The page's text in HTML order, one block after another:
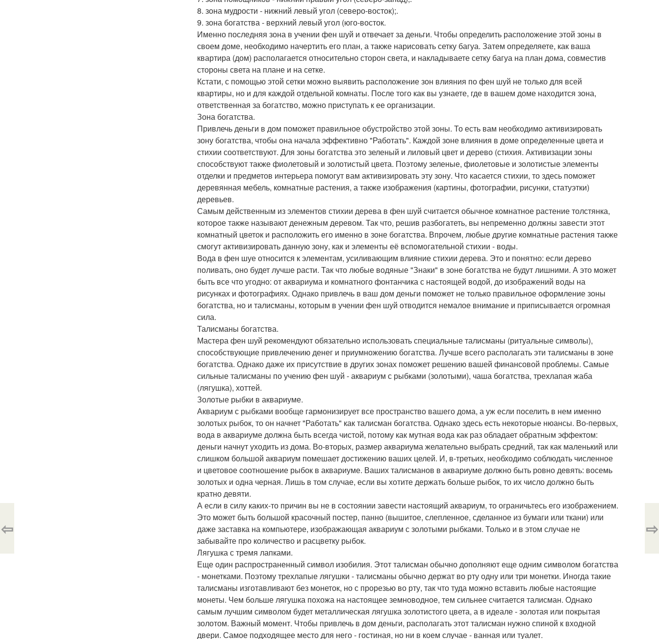
8. зона мудрости - нижний левый угол (северо-восток);.
9. зона богатства - верхний левый угол (юго-восток.
Именно последняя зона в учении фен шуй и отвечает за деньги. Чтобы определить расположение этой зоны в
своем доме, необходимо начертить его план, а также нарисовать сетку багуа. Затем определяете, как ваша
квартира (дом) располагается относительно сторон света, и накладываете сетку багуа на план дома, совместив
стороны света на плане и на сетке.
Кстати, с помощью этой сетки можно выявить расположение зон влияния по фен шуй не только для всей
квартиры, но и для каждой отдельной комнаты. После того как вы узнаете, где в вашем доме находится зона,
ответственная за богатство, можно приступать к ее организации.
Зона богатства.
Привлечь деньги в дом поможет правильное обустройство этой зоны. То есть вам необходимо активизировать
зону богатства, чтобы она начала эффективно "Работать". Каждой зоне влияния в доме определенные цвета и
стихии соответствуют. Для зоны богатства это зеленый и лиловый цвет и дерево (стихия. Активизации зоны
способствуют также фиолетовый и золотистый цвета. Поэтому зеленые, фиолетовые и золотистые элементы
отделки и предметов интерьера помогут вам активизировать эту зону. Что касается стихии, то здесь поможет
деревянная мебель, комнатные растения, а также изображения (картины, фотографии, рисунки, статуэтки)
деревьев.
Самым действенным из элементов стихии дерева в фен шуй считается обычное комнатное растение толстянка,
которое также называют денежным деревом. Так что, решив разбогатеть, вы непременно должны завести этот
комнатный цветок и расположить его именно в зоне богатства. Впрочем, любые другие комнатные растения также
смогут активизировать данную зону, как и элементы её вспомогательной стихии - воды.
Вода в фен шуе относится к элементам, усиливающим влияние стихии дерева. Это и понятно: если дерево
поливать, оно будет лучше расти. Так что любые водяные "Знаки" в зоне богатства не будут лишними. А это может
быть все что угодно: от аквариума и комнатного фонтанчика с настоящей водой, до изображений воды на
рисунках и фотографиях. Однако привлечь в ваш дом деньги поможет не только правильное оформление зоны
богатства, но и талисманы, которым в учении фен шуй отводится немалое внимание и приписывается огромная
сила.
Талисманы богатства.
Мастера фен шуй рекомендуют обязательно использовать специальные талисманы (ритуальные символы),
способствующие привлечению денег и приумножению богатства. Лучше всего располагать эти талисманы в зоне
богатства. Однако даже их присутствие в других зонах поможет решению вашей финансовой проблемы. Самые
сильные талисманы по учению фен шуй - аквариум с рыбками (золотыми), чаша богатства, трехлапая жаба
(лягушка), хоттей.
Золотые рыбки в аквариуме.
Аквариум с рыбками вообще гармонизирует все пространство вашего дома, а уж если поселить в нем именно
золотых рыбок, то он начнет "Работать" как талисман богатства. Однако здесь есть некоторые нюансы. Во-первых,
вода в аквариуме должна быть всегда чистой, потому как мутная вода как раз обладает обратным эффектом:
деньги начнут уходить из дома. Во-вторых, размер аквариума желательно выбрать средний, так как маленький или
слишком большой аквариум помешает достижению ваших целей. И, в-третьих, необходимо соблюдать численное
и цветовое соотношение рыбок в аквариуме. Ваших талисманов в аквариуме должно быть ровно девять: восемь
золотых и одна черная. Лишь в том случае, если вы хотите держать больше рыбок, то их число должно быть
кратно девяти.
А если в силу каких-то причин вы не в состоянии завести настоящий аквариум, то ограничьтесь его изображением.
Это может быть большой красочный постер, панно (вышитое, слепленное, сделанное из бумаги или ткани) или
даже заставка на компьютере, изображающая аквариум с золотыми рыбками. Только и в этом случае не
забывайте про количество и расцветку рыбок.
Лягушка с тремя лапками.
Еще один распространенный символ изобилия. Этот талисман обычно дополняют еще одним символом богатства
- монетками. Поэтому трехлапые лягушки - талисманы обычно держат во рту одну или три монетки. Иногда такие
талисманы изготавливают без монеток, но с прорезью во рту, так что туда можно вставить любые настоящие
монеты. Чем больше лягушка похожа на настоящее земноводное, тем сильнее считается талисман. Однако
самым лучшим символом будет металлическая лягушка золотистого цвета, а в идеале - золотая или покрытая
золотом. Важный момент. Чтобы привлечь в дом деньги, располагать этот талисман нужно спиной к входной
двери. Самое подходящее место для него - гостиная, но ни в коем случае - ванная или туалет.
⇦ ⇨